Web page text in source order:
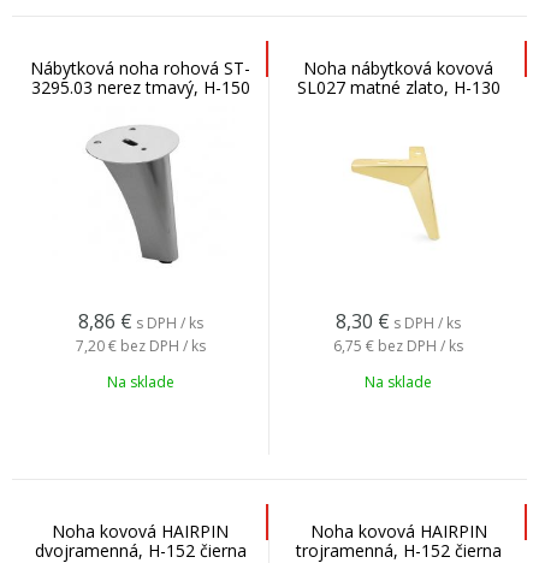
Nábytková noha rohová ST-
3295.03 nerez tmavý, H-150
8,86 € s DPH / ks
7,20 € bez DPH / ks
Na sklade
Noha nábytková kovová
SL027 matné zlato, H-130
8,30 € s DPH / ks
6,75 € bez DPH / ks
Na sklade
Noha kovová HAIRPIN
dvojramenná, H-152 čierna
Noha kovová HAIRPIN
trojramenná, H-152 čierna